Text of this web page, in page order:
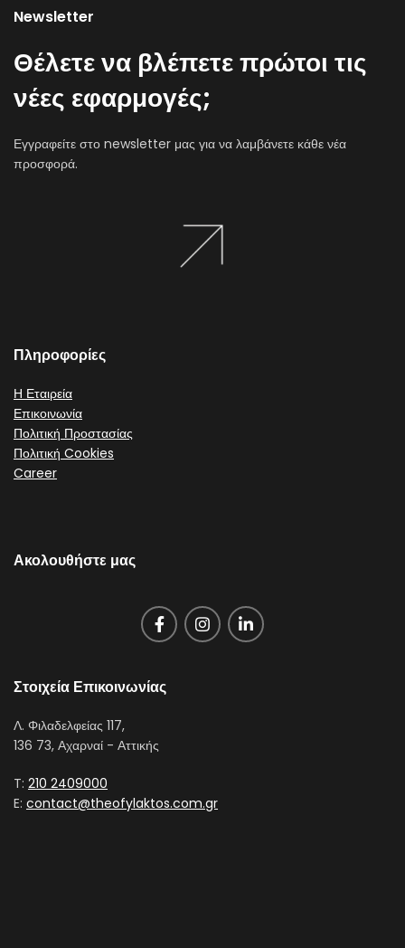
Newsletter
Θέλετε να βλέπετε πρώτοι τις
νέες εφαρμογές;
Εγγραφείτε στο newsletter μας για να λαμβάνετε κάθε νέα
προσφορά.
Πληροφορίες
Η Εταιρεία
Επικοινωνία
Πολιτική Προστασίας
Πολιτική Cookies
Career
Ακολουθήστε μας
Στοιχεία Επικοινωνίας
Λ. Φιλαδελφείας 117,
136 73, Αχαρναί - Αττικής
T: 210 2409000
E: contact@theofylaktos.com.gr